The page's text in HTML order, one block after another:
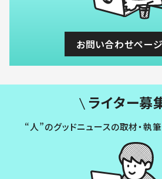
お問い合わせペー
ライター募
“人”のグッドニュースの取材・執